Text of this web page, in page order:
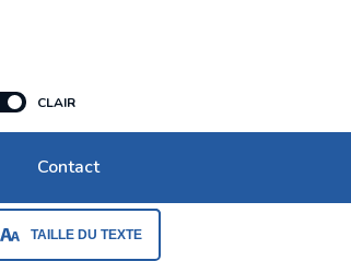
CLAIR
Contact
TAILLE DU TEXTE
A A A A A